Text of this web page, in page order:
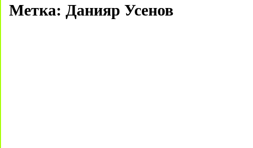
Метка: Данияр Усенов